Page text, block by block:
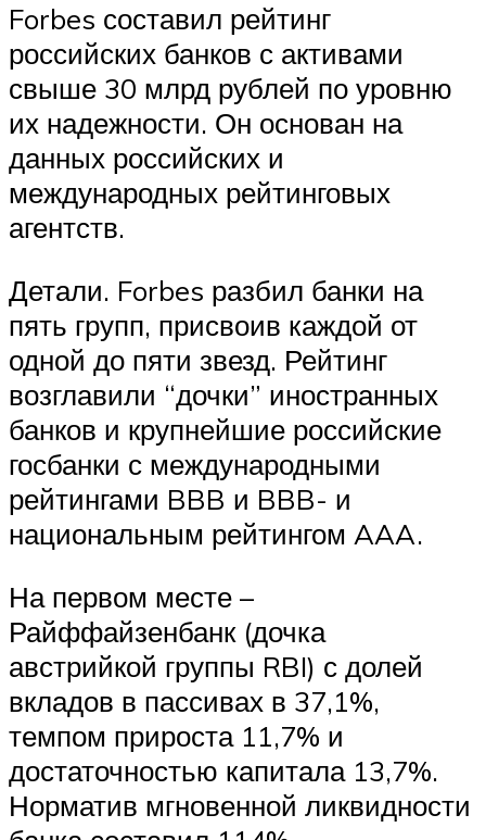
Forbes составил рейтинг
российских банков с активами
свыше 30 млрд рублей по уровню
их надежности. Он основан на
данных российских и
международных рейтинговых
агентств.
Детали. Forbes разбил банки на
пять групп, присвоив каждой от
одной до пяти звезд. Рейтинг
возглавили “дочки” иностранных
банков и крупнейшие российские
госбанки с международными
рейтингами BBB и BBB- и
национальным рейтингом AAA.
На первом месте –
Райффайзенбанк (дочка
австрийкой группы RBI) с долей
вкладов в пассивах в 37,1%,
темпом прироста 11,7% и
достаточностью капитала 13,7%.
Норматив мгновенной ликвидности